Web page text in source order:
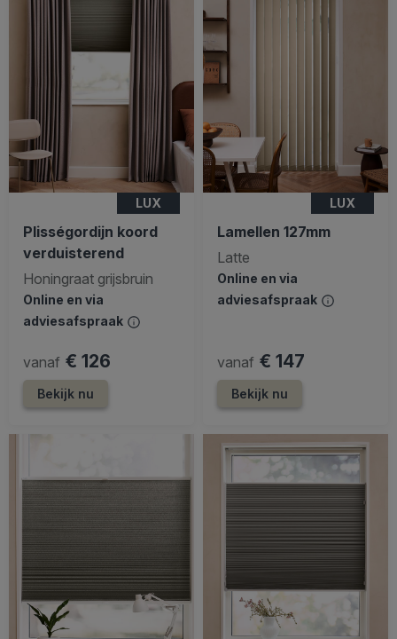
LUX
Plisségordijn koord
verduisterend
Honingraat grijsbruin
Online en via
adviesafspraak
vanaf € 126
Bekijk nu
LUX
Lamellen 127mm
Latte
Online en via
adviesafspraak
vanaf € 147
Bekijk nu